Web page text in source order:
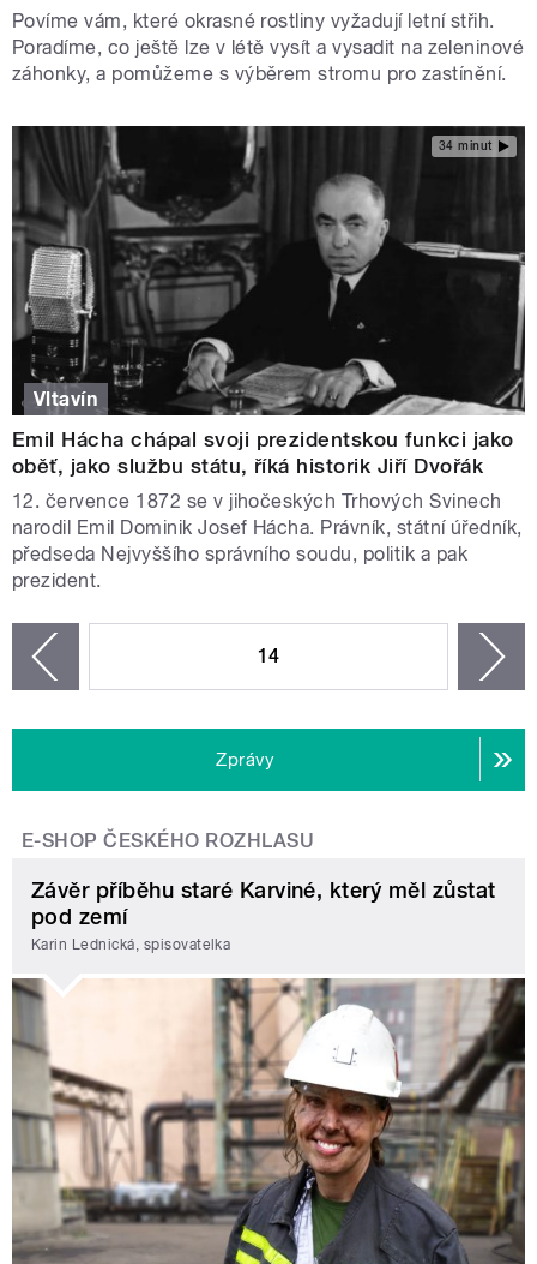
Povíme vám, které okrasné rostliny vyžadují letní střih.
Poradíme, co ještě lze v létě vysít a vysadit na zeleninové
záhonky, a pomůžeme s výběrem stromu pro zastínění.
34 minut
Vltavín
Emil Hácha chápal svoji prezidentskou funkci jako
oběť, jako službu státu, říká historik Jiří Dvořák
12. července 1872 se v jihočeských Trhových Svinech
narodil Emil Dominik Josef Hácha. Právník, státní úředník,
předseda Nejvyššího správního soudu, politik a pak
prezident.
14
Zprávy
E-SHOP ČESKÉHO ROZHLASU
Závěr příběhu staré Karviné, který měl zůstat
pod zemí
Karin Lednická, spisovatelka